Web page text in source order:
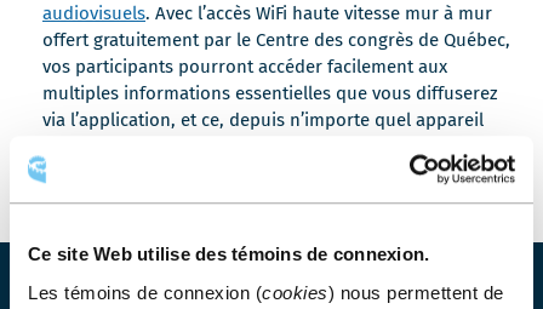
Ce site Web utilise des témoins de connexion.
Les témoins de connexion (cookies) nous permettent de
audiovisuels. Avec l’accès WiFi haute vitesse mur à mur
offert gratuitement par le Centre des congrès de Québec,
vos participants pourront accéder facilement aux
multiples informations essentielles que vous diffuserez
via l’application, et ce, depuis n’importe quel appareil